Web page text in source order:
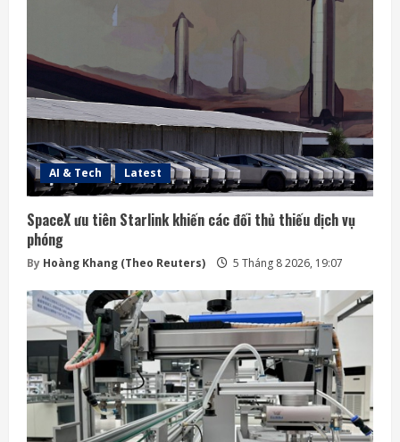
AI & Tech Latest
SpaceX ưu tiên Starlink khiến các đối thủ thiếu dịch vụ
phóng
By Hoàng Khang (Theo Reuters) 5 Tháng 8 2026, 19:07